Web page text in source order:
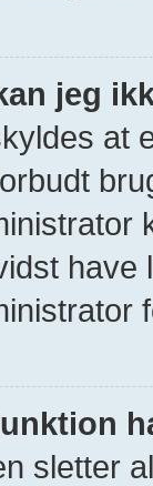
jeg
at
have
sletter